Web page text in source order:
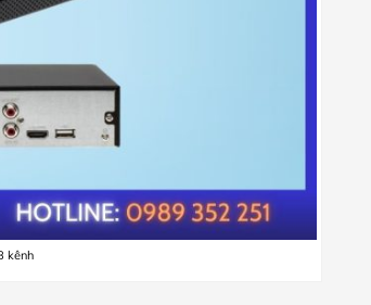
kênh